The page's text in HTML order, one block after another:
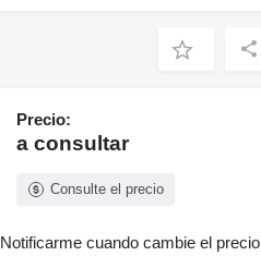
Precio:
a consultar
Consulte el precio
Notificarme cuando cambie el precio